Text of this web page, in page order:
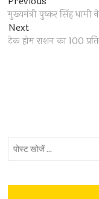
navigation
post:
मुख्यमंत्री पुष्कर सिंह धामी
NextNext
post:
टेक होम राशन का 100